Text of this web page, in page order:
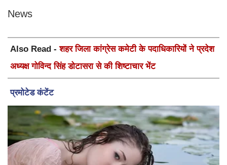
News
Also Read -शहर जिला कांग्रेस कमेटी के पदाधिकारियों ने प्रदेश
अध्यक्ष गोविन्द सिंह डोटासरा से की शिष्टाचार भेंट